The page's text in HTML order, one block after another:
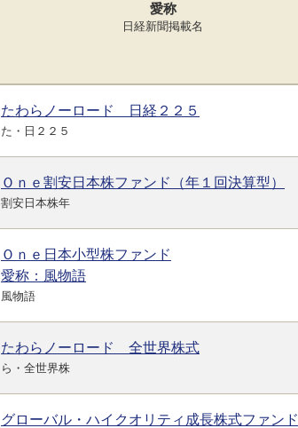
愛称
日経新聞掲載名
たわらノーロード 日経２２５
た・日２２５
Ｏｎｅ割安日本株ファンド（年１回決算型）
割安日本株年
Ｏｎｅ日本小型株ファンド
愛称：風物語
風物語
たわらノーロード 全世界株式
ら・全世界株
グローバル・ハイクオリティ成長株式ファンド